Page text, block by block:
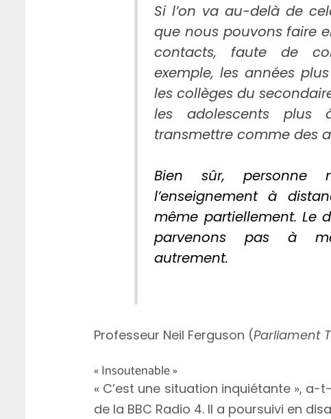
Si l’on va au-delà de
que nous pouvons faire
contacts, faute de
exemple, les années
les collèges du
les adolescents plus
transmettre comme des
Bien sûr, personne
l’enseignement à
même partiellement. Le
parvenons pas à
autrement.
Professeur Neil Ferguson (Parliament
« Insoutenable »
« C’est une situation inquiétante »,
de la BBC Radio 4. Il a poursuivi en